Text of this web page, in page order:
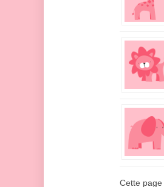
Cette page